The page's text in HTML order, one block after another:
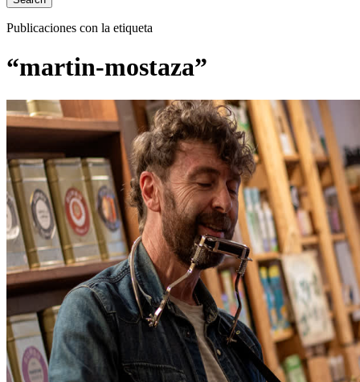
Publicaciones con la etiqueta
“martin-mostaza”